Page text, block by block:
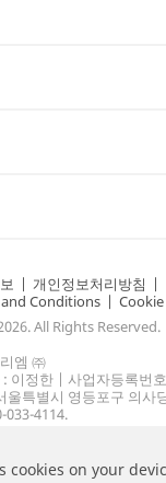
cookies on your
| 개인정보처리방침 |
Conditions |
All Rights Reserved.
엠 ㈜
이정한 | 사업자등록번
울특별시 영등포구 의사
033-4114.